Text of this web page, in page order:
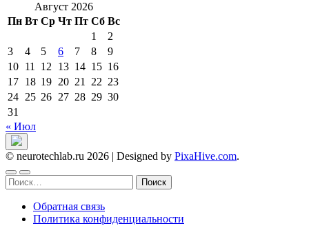
Август 2026
Пн Вт Ср Чт Пт Сб Вс
1
2
3
4 5 6 7 8
9
10 11 12 13 14 15 16
17 18 19 20 21 22 23
24 25 26 27 28 29 30
31
« Июл
© neurotechlab.ru 2026 | Designed by PixaHive.com.
Найти:
Обратная связь
Политика конфиденциальности